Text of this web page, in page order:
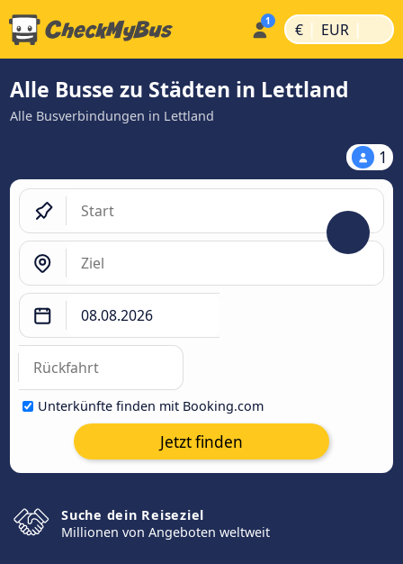
€ | EUR |
Alle Busse zu Städten in Lettland
Alle Busverbindungen in Lettland
1
Unterkünfte finden mit Booking.com
Jetzt finden
Suche dein Reiseziel
Millionen von Angeboten weltweit